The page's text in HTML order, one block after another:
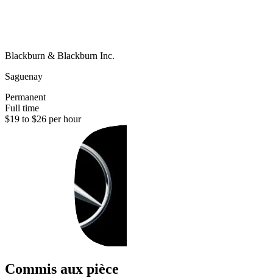
Blackburn & Blackburn Inc.
Saguenay
Permanent
Full time
$19 to $26 per hour
Commis aux pièce